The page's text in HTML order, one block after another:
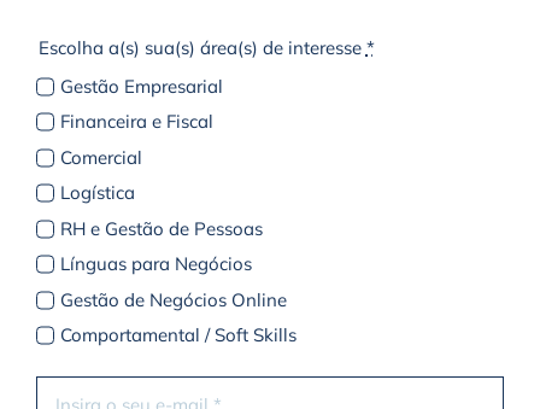
Escolha a(s) sua(s) área(s) de interesse *
Gestão Empresarial
Financeira e Fiscal
Comercial
Logística
RH e Gestão de Pessoas
Línguas para Negócios
Gestão de Negócios Online
Comportamental / Soft Skills